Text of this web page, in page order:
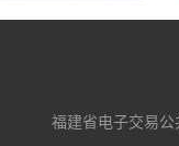
福建省电子交易